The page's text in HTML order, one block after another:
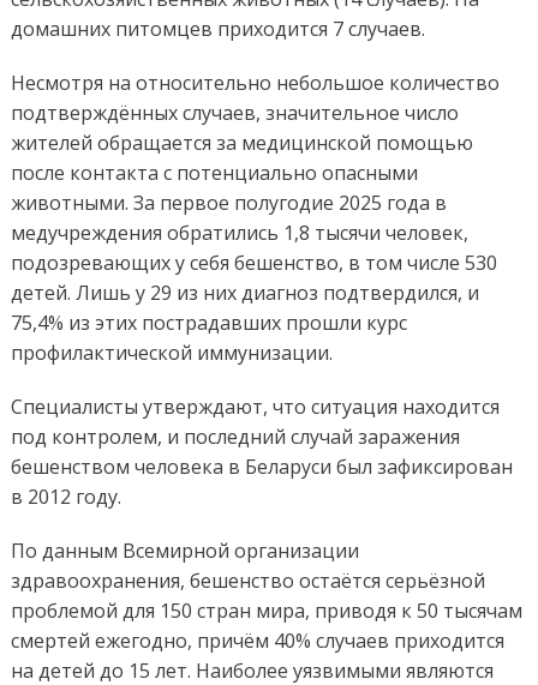
домашних питомцев приходится 7 случаев.
Несмотря на относительно небольшое количество
подтверждённых случаев, значительное число
жителей обращается за медицинской помощью
после контакта с потенциально опасными
животными. За первое полугодие 2025 года в
медучреждения обратились 1,8 тысячи человек,
подозревающих у себя бешенство, в том числе 530
детей. Лишь у 29 из них диагноз подтвердился, и
75,4% из этих пострадавших прошли курс
профилактической иммунизации.
Специалисты утверждают, что ситуация находится
под контролем, и последний случай заражения
бешенством человека в Беларуси был зафиксирован
в 2012 году.
По данным Всемирной организации
здравоохранения, бешенство остаётся серьёзной
проблемой для 150 стран мира, приводя к 50 тысячам
смертей ежегодно, причём 40% случаев приходится
на детей до 15 лет. Наиболее уязвимыми являются